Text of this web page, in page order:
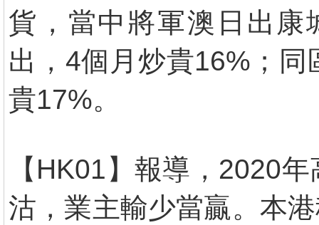
貨，當中將軍澳日出康
出，4個月炒貴16%；
貴17%。
【HK01】報導，2020
沽，業主輸少當贏。本